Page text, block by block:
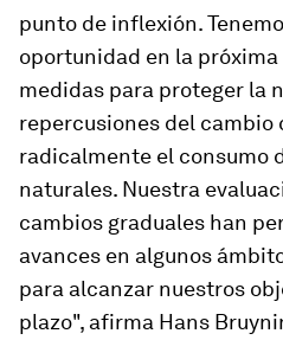
punto de inflexión.
oportunidad en la
medidas para proteger la
repercusiones del
radicalmente el consumo
naturales. Nuestra
cambios graduales han
avances en algunos
para alcanzar nuestros
plazo", afirma Hans